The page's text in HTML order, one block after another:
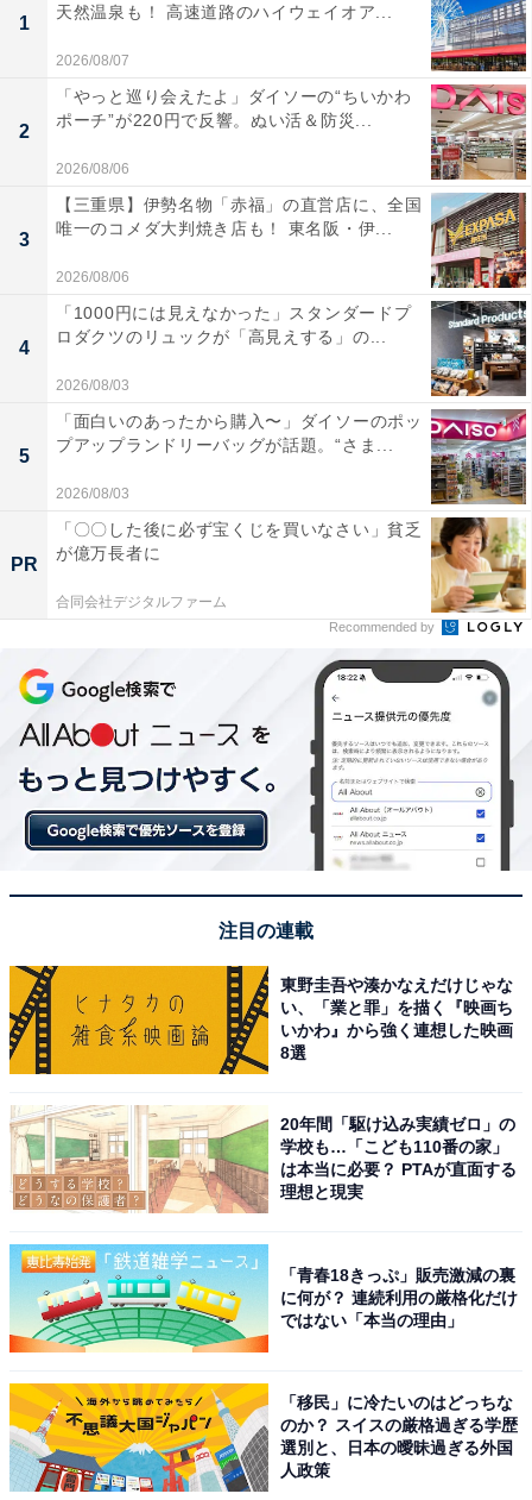
1
天然温泉も！ 高速道路のハイウェイオア...
2026/08/07
2
「やっと巡り会えたよ」ダイソーの“ちいかわ
ポーチ”が220円で反響。ぬい活＆防災...
2026/08/06
3
【三重県】伊勢名物「赤福」の直営店に、全国
唯一のコメダ大判焼き店も！ 東名阪・伊...
2026/08/06
4
「1000円には見えなかった」スタンダードプ
ロダクツのリュックが「高見えする」の...
2026/08/03
5
「面白いのあったから購入〜」ダイソーのポッ
プアップランドリーバッグが話題。“さま...
2026/08/03
PR
「〇〇した後に必ず宝くじを買いなさい」貧乏
が億万長者に
合同会社デジタルファーム
Recommended by
注目の連載
東野圭吾や湊かなえだけじゃな
い、「業と罪」を描く『映画ち
いかわ』から強く連想した映画
8選
20年間「駆け込み実績ゼロ」の
学校も…「こども110番の家」
は本当に必要？ PTAが直面する
理想と現実
「青春18きっぷ」販売激減の裏
に何が？ 連続利用の厳格化だけ
ではない「本当の理由」
「移民」に冷たいのはどっちな
のか？ スイスの厳格過ぎる学歴
選別と、日本の曖昧過ぎる外国
人政策